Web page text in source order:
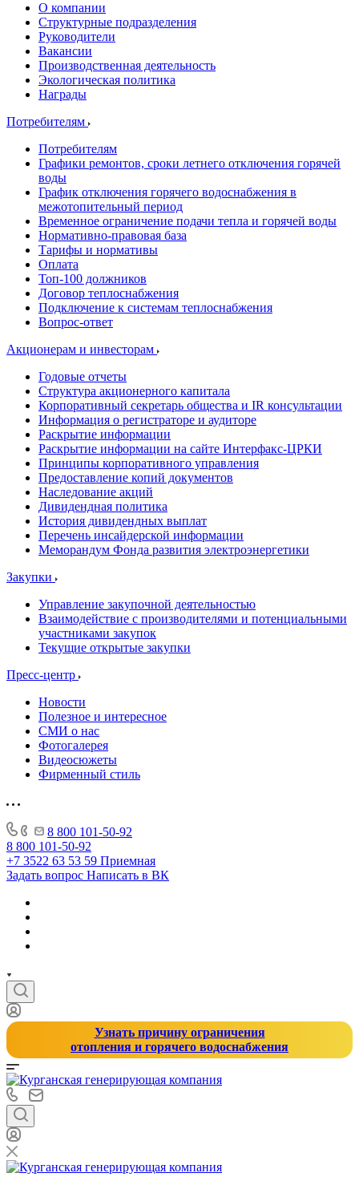
О компании
Структурные подразделения
Руководители
Вакансии
Производственная деятельность
Экологическая политика
Награды
Потребителям
Потребителям
Графики ремонтов, сроки летнего отключения горячей
воды
График отключения горячего водоснабжения в
межотопительный период
Временное ограничение подачи тепла и горячей воды
Нормативно-правовая база
Тарифы и нормативы
Оплата
Топ-100 должников
Договор теплоснабжения
Подключение к системам теплоснабжения
Вопрос-ответ
Акционерам и инвесторам
Годовые отчеты
Структура акционерного капитала
Корпоративный секретарь общества и IR консультации
Информация о регистраторе и аудиторе
Раскрытие информации
Раскрытие информации на сайте Интерфакс-ЦРКИ
Принципы корпоративного управления
Предоставление копий документов
Наследование акций
Дивидендная политика
История дивидендных выплат
Перечень инсайдерской информации
Меморандум Фонда развития электроэнергетики
Закупки
Управление закупочной деятельностью
Взаимодействие с производителями и потенциальными
участниками закупок
Текущие открытые закупки
Пресс-центр
Новости
Полезное и интересное
СМИ о нас
Фотогалерея
Видеосюжеты
Фирменный стиль
8 800 101-50-92
8 800 101-50-92
+7 3522 63 53 59 Приемная
Задать вопрос Написать в ВК
Узнать причину ограничения
отопления и горячего водоснабжения